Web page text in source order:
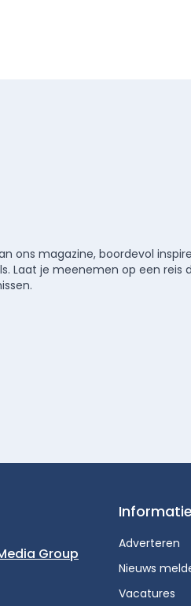
ons magazine, boordevol
Laat je meenemen op een
Group
Informatie
Adverteren
Nieuws
Vacatures